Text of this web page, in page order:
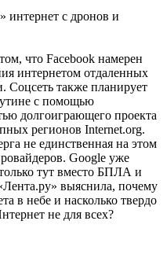
интернет с дронов и
что Facebook намерен
интернетом отдаленных
Соцсеть также планирует
с помощью
долгоиграющего проекта
регионов Internet.org.
не единственная на этом
Google уже
тут вместо БПЛА и
выяснила, почему
в небе и насколько твердо
не для всех?